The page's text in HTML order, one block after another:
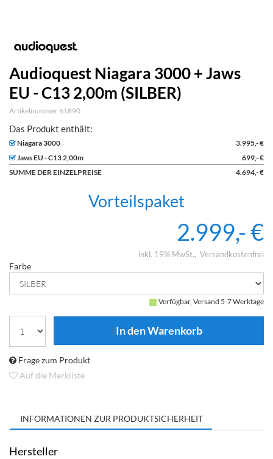
Audioquest Niagara 3000 + Jaws
EU - C13 2,00m (SILBER)
Artikelnummer 61890
Niagara 3000
3.995,- €
Jaws EU - C13 2,00m
699,- €
SUMME DER EINZELPREISE
4.694,- €
Vorteilspaket
2.999,- €
inkl. 19% MwSt. Versandkostenfrei
Farbe
Verfügbar, Versand 5-7 Werktage
Frage zum Produkt
Auf die Merkliste
INFORMATIONEN ZUR PRODUKTSICHERHEIT
Hersteller